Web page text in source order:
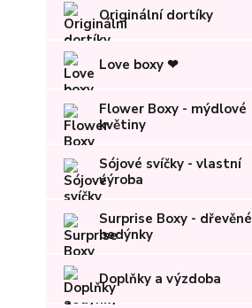
Originální dortíky
Love boxy ❤
Flower Boxy - mýdlové
květiny
Sójové svíčky - vlastní
výroba
Surprise Boxy - dřevěné
bedýnky
Doplňky a výzdoba